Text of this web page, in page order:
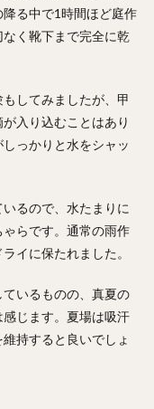
る中で1時間ほど庭作
く靴下まで完全に乾
してみましたが、甲
入り込むことはあり
っかりと水をシャッ
るので、水たまりに
らです。通常の雨作
イに保たれました。
いるものの、真夏の
じます。夏場は吸汗
持すると良いでしょ